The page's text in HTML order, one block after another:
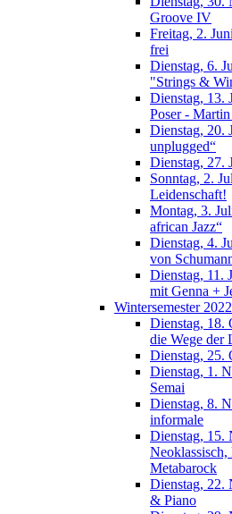
Groove IV
Freitag, 2.
frei
Dienstag, 6.
"Strings &
Dienstag, 13.
Poser -
Dienstag, 20.
unplugged“
Dienstag, 27.
Sonntag, 2.
Leidenschaft!
Montag, 3.
african Jazz“
Dienstag, 4.
von
Dienstag, 11.
mit Genna +
Wintersemester
Dienstag, 18.
die Wege der
Dienstag, 25.
Dienstag, 1.
Semai
Dienstag, 8.
informale
Dienstag, 15.
Metabarock
Dienstag, 22.
& Piano